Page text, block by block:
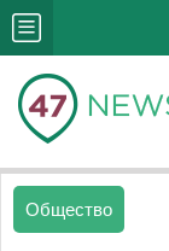
Общество